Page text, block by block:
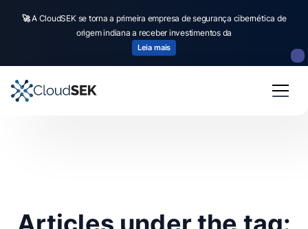
🚀A CloudSEK se torna a primeira empresa de segurança cibernética de
origem indiana a receber investimentos da
Leia mais